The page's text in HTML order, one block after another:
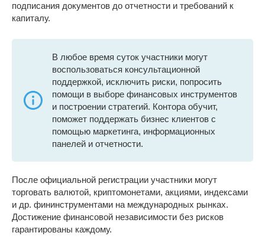
подписания документов до отчетности и требований к
капиталу.
В любое время суток участники могут
воспользоваться консультационной
поддержкой, исключить риски, попросить
помощи в выборе финансовых инструментов
и построении стратегий. Контора обучит,
поможет поддержать бизнес клиентов с
помощью маркетинга, информационных
панелей и отчетности.
После официальной регистрации участники могут
торговать валютой, криптомонетами, акциями, индексами
и др. фининструментами на международных рынках.
Достижение финансовой независимости без рисков
гарантированы каждому.